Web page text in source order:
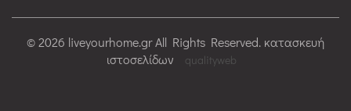
© 2026 liveyourhome.gr All Rights Reserved. κατασκευή
ιστοσελίδων
qualityweb